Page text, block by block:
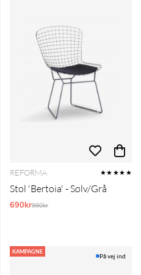
REFORMA ★★★★★
Stol 'Bertoia' - Sølv/Grå
690krNormalpris:
990kr
KAMPAGNE
På vej ind